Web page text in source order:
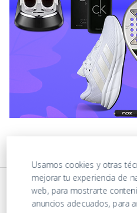
Usamos cookies y otras
mejorar tu experiencia de
web, para mostrarte
anuncios adecuados, para